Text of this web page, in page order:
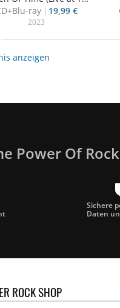
ray
19,99 €
2023
anzeigen
Power Of Rock
Sichere
Daten
ROCK SHOP